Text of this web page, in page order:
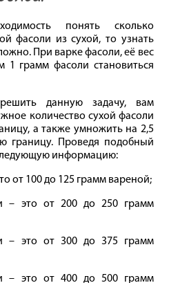
понять сколько
фасоли из сухой, то узнать
При варке фасоли, её вес
1 грамм фасоли становиться
данную задачу, вам
количество сухой фасоли
а также умножить на 2,5
границу. Проведя подобный
информацию:
от 100 до 125 грамм вареной;
– это от 200 до 250 грамм
– это от 300 до 375 грамм
– это от 400 до 500 грамм